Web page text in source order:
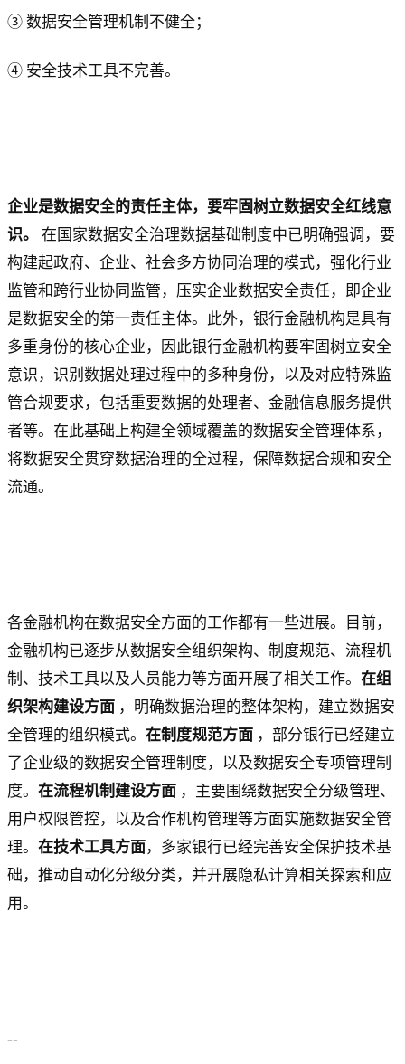
③ 数据安全管理机制不健全；
④ 安全技术工具不完善。
企业是数据安全的责任主体，要牢固树立数据安全红线意
识。
在国家数据安全治理数据基础制度中已明确强调，要
构建起政府、企业、社会多方协同治理的模式，强化行业
监管和跨行业协同监管，压实企业数据安全责任，即企业
是数据安全的第一责任主体。此外，银行金融机构是具有
多重身份的核心企业，因此银行金融机构要牢固树立安全
意识，识别数据处理过程中的多种身份，以及对应特殊监
管合规要求，包括重要数据的处理者、金融信息服务提供
者等。在此基础上构建全领域覆盖的数据安全管理体系，
将数据安全贯穿数据治理的全过程，保障数据合规和安全
流通。
各金融机构在数据安全方面的工作都有一些进展。目前，
金融机构已逐步从数据安全组织架构、制度规范、流程机
制、技术工具以及人员能力等方面开展了相关工作。 在组
织架构建设方面 ，明确数据治理的整体架构，建立数据安
全管理的组织模式。 在制度规范方面 ，部分银行已经建立
了企业级的数据安全管理制度，以及数据安全专项管理制
度。 在流程机制建设方面 ，主要围绕数据安全分级管理、
用户权限管控，以及合作机构管理等方面实施数据安全管
理。 在技术工具方面，多家银行已经完善安全保护技术基
础，推动自动化分级分类，并开展隐私计算相关探索和应
用。
--